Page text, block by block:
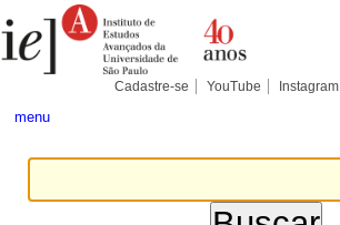
para
conteúdo.
Pessoais
Cadastre-se YouTube Instagram
menu